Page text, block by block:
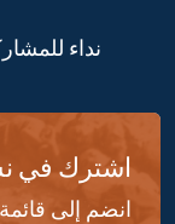
نداء
اشترك في
انضم إلى